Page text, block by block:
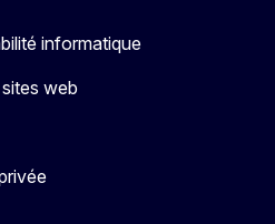
informatique
web